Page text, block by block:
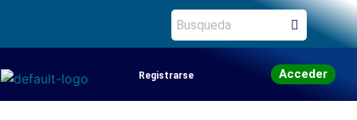
Registrarse Acceder